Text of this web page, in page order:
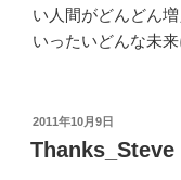
い人間がどんどん
いったいどんな未
投
稿
日:
2011年10月9日
Thanks_Steve